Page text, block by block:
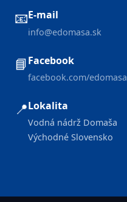
📧E-mail
info@edomasa.sk
📘Facebook
facebook.com/edomasa
📍Lokalita
Vodná nádrž Domaša
Východné Slovensko